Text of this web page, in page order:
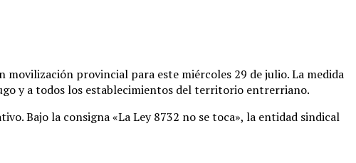
movilización provincial para este miércoles 29 de julio. La medida
y a todos los establecimientos del territorio entrerriano.
. Bajo la consigna «La Ley 8732 no se toca», la entidad sindical